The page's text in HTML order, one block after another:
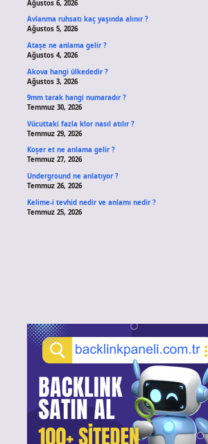
Ağustos 6, 2026
Avlanma ruhsatı kaç yaşında alınır ?
Ağustos 5, 2026
Ataşe ne anlama gelir ?
Ağustos 4, 2026
Akova hangi ülkededir ?
Ağustos 3, 2026
9mm tarak hangi numaradır ?
Temmuz 30, 2026
Vücuttaki fazla klor nasıl atılır ?
Temmuz 29, 2026
Koşer et ne anlama gelir ?
Temmuz 27, 2026
Underground ne anlatıyor ?
Temmuz 26, 2026
Kelime-i tevhid nedir ve anlamı nedir ?
Temmuz 25, 2026